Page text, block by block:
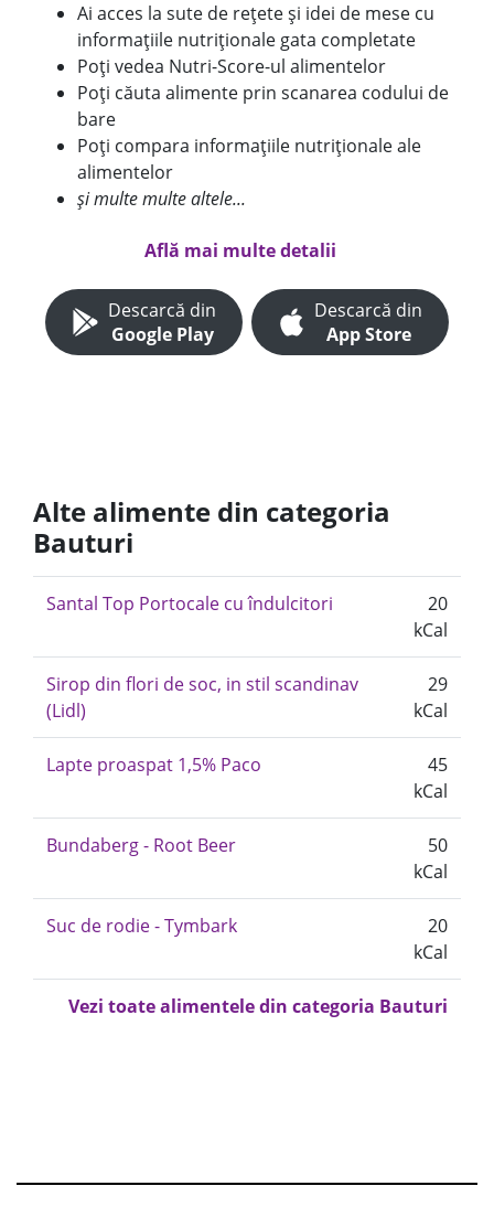
Ai acces la sute de rețete și idei de mese cu
informațiile nutriționale gata completate
Poți vedea Nutri-Score-ul alimentelor
Poți căuta alimente prin scanarea codului de
bare
Poți compara informațiile nutriționale ale
alimentelor
și multe multe altele...
Află mai multe detalii
Descarcă din
Google Play
Descarcă din
App Store
Alte alimente din categoria
Bauturi
Santal Top Portocale cu îndulcitori
20
kCal
Sirop din flori de soc, in stil scandinav
(Lidl)
29
kCal
Lapte proaspat 1,5% Paco
45
kCal
Bundaberg - Root Beer
50
kCal
Suc de rodie - Tymbark
20
kCal
Vezi toate alimentele din categoria Bauturi